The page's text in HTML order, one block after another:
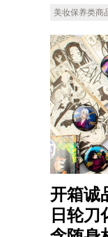
美妆保养类商
开箱诚
日轮刀